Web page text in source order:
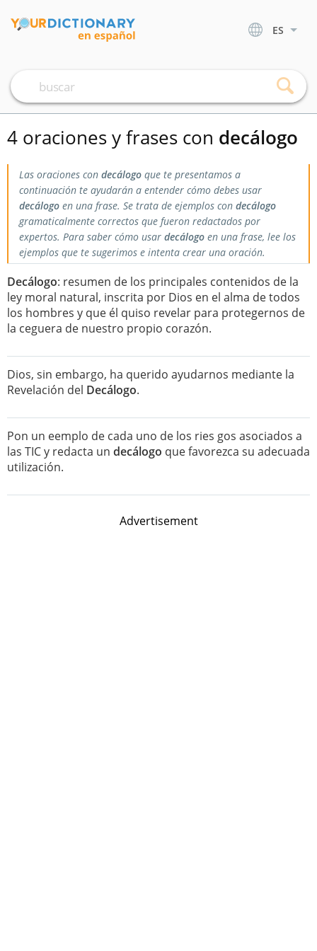
ES
4 oraciones y frases con decálogo
Las oraciones con decálogo que te presentamos a
continuación te ayudarán a entender cómo debes usar
decálogo en una frase. Se trata de ejemplos con decálogo
gramaticalmente correctos que fueron redactados por
expertos. Para saber cómo usar decálogo en una frase, lee los
ejemplos que te sugerimos e intenta crear una oración.
Decálogo: resumen de los principales contenidos de la
ley moral natural, inscrita por Dios en el alma de todos
los hombres y que él quiso revelar para protegernos de
la ceguera de nuestro propio corazón.
Dios, sin embargo, ha querido ayudarnos mediante la
Revelación del Decálogo.
Pon un eemplo de cada uno de los ries gos asociados a
las TIC y redacta un decálogo que favorezca su adecuada
utilización.
Advertisement